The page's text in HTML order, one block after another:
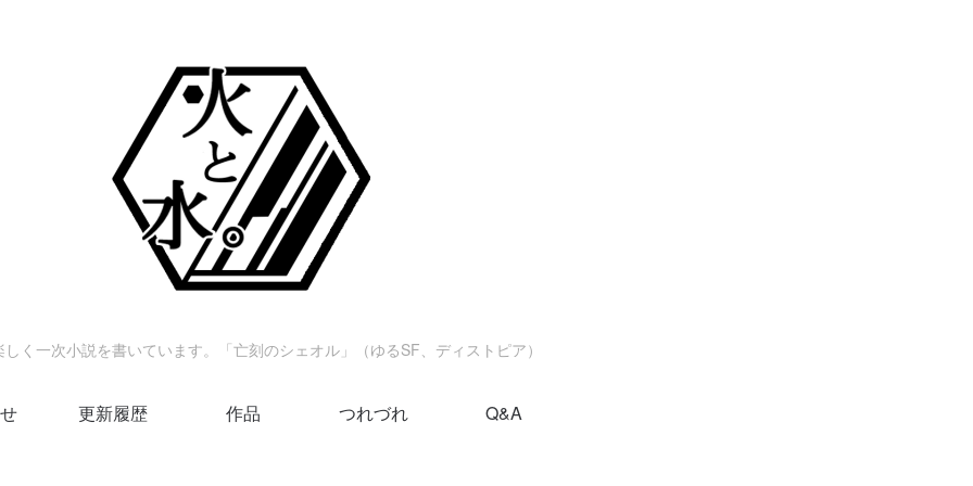
しく一次小説を書いています。「亡刻のシェオル」（ゆるSF、ディストピア）
更新履歴 作品 つれづれ Q&A